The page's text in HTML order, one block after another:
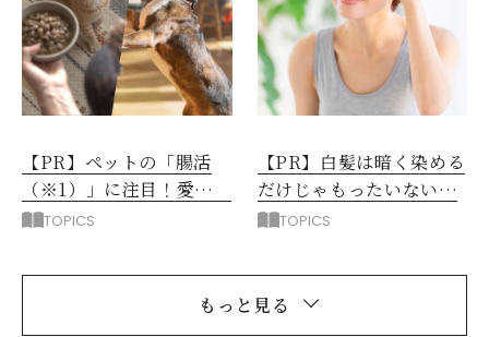
【PR】ペットの「腸活
（※1）」に注目！愛犬・
愛猫の新常識
TOPICS
【PR】白髪は暗く染める
だけじゃもったいない！
今どきは明るめヘアカラ
TOPICS
もっと見る